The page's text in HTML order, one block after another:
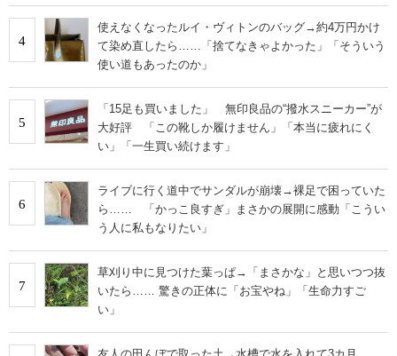
4
使えなくなったルイ・ヴィトンのバッグ→約4万円かけ
て染め直したら……「捨てなきゃよかった」「そういう
使い道もあったのか」
5
「15足も買いました」 無印良品の“撥水スニーカー”が
大好評 「この靴しか履けません」「本当に疲れにく
い」「一生買い続けます」
6
ライブに行く道中でサンダルが崩壊→裸足で困っていた
ら…… 「かっこ良すぎ」まさかの展開に感動「こうい
う人に私もなりたい」
7
草刈り中に見つけた葉っぱ→「まさかな」と思いつつ抜
いたら…… 驚きの正体に「お宝やね」「生命力すご
い」